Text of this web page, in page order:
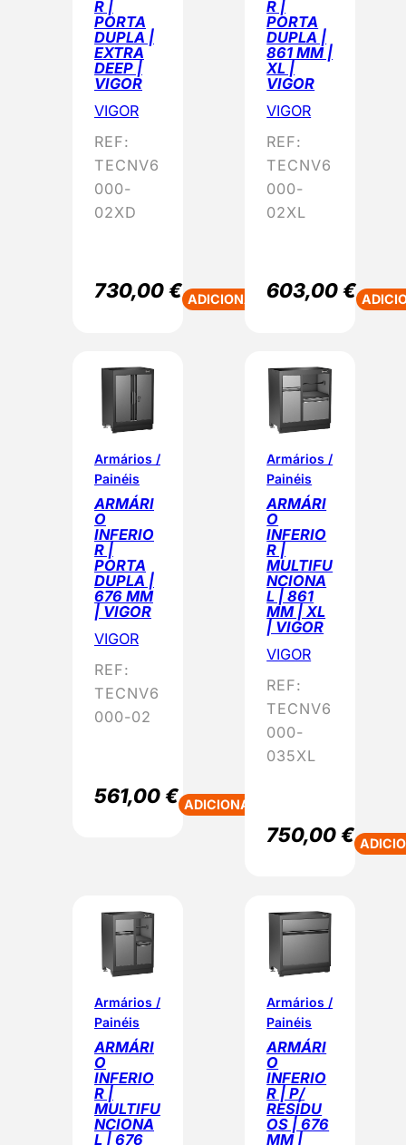
R |
PORTA
DUPLA |
EXTRA
DEEP |
VIGOR
VIGOR
REF:
TECNV6
000-
02XD
730,00€ ADICIONAR
R |
PORTA
DUPLA |
861 MM |
XL |
VIGOR
VIGOR
REF:
TECNV6
000-
02XL
603,00€
Armários /
Painéis
ARMÁRI
O
INFERIO
R |
PORTA
DUPLA |
676 MM
| VIGOR
VIGOR
REF:
TECNV6
000-02
561,00€ ADICIONAR
Armários /
Painéis
ARMÁRI
O
INFERIO
R |
MULTIFU
NCIONA
L | 861
MM | XL
| VIGOR
VIGOR
REF:
TECNV6
000-
035XL
750,00€
Armários /
Painéis
ARMÁRI
O
INFERIO
R |
MULTIFU
NCIONA
L | 676
Armários /
Painéis
ARMÁRI
O
INFERIO
R | P/
RESÍDU
OS | 676
MM |